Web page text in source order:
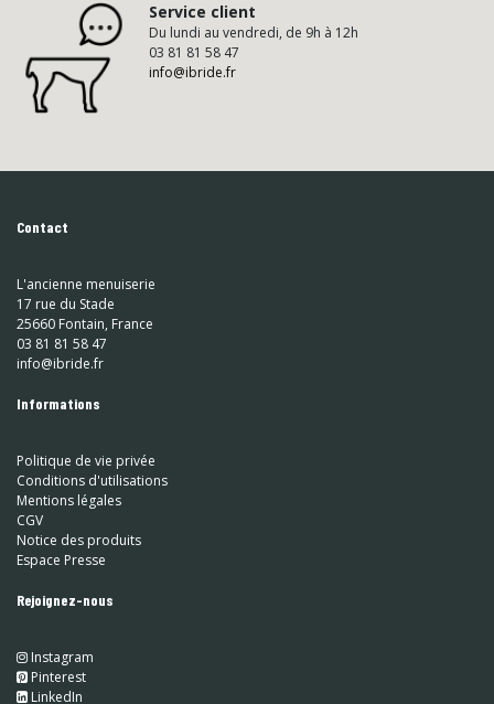
Service client
Du lundi au vendredi, de 9h à 12h
03 81 81 58 47
info@ibride.fr
Contact
L'ancienne menuiserie
17 rue du Stade
25660 Fontain, France
03 81 81 58 47
info@ibride.fr
Informations
Politique de vie privée
Conditions d'utilisations
Mentions légales
CGV
Notice des produits
Espace Presse
Rejoignez-nous
Instagram
Pinterest
LinkedIn